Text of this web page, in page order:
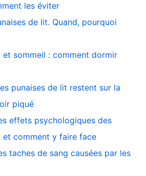
les éviter
de lit. Quand, pourquoi
et sommeil : comment dormir
punaises de lit restent sur la
piqué
effets psychologiques des
et comment y faire face
taches de sang causées par les